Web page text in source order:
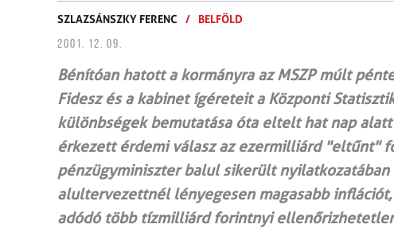
SZLAZSÁNSZKY FERENC / BELFÖLD
2001. 12. 09.
Bénítóan hatott a kormányra az MSZP múlt
Fidesz és a kabinet ígéreteit a Központi
különbségek bemutatása óta eltelt hat nap
érkezett érdemi válasz az ezermilliárd "eltűnt"
pénzügyminiszter balul sikerült
alultervezettnél lényegesen magasabb
adódó több tízmilliárd forintnyi